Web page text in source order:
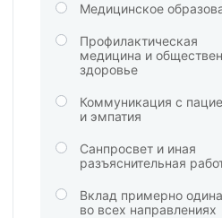
Медицинское
Профилактическая
медицина и
здоровье
Коммуникация с
и эмпатия
Санпросвет и иная
разъяснительная
Вклад примерно
во всех направлениях